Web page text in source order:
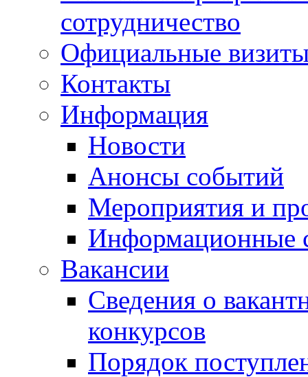
сотрудничество
Официальные
Контакты
Информация
Новости
Анонсы событий
Мероприятия и
Информационные
Вакансии
Сведения о
конкурсов
Порядок